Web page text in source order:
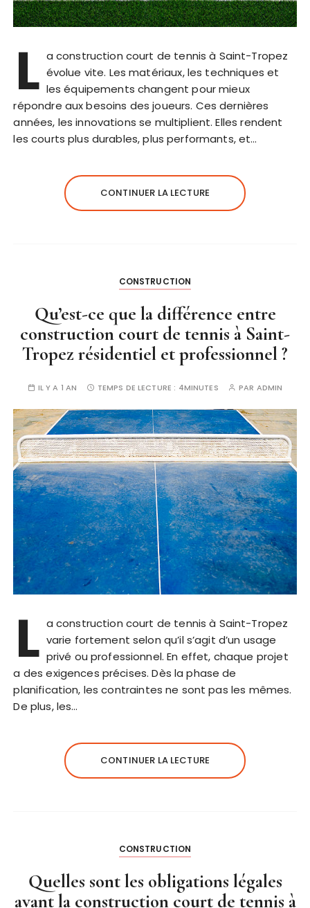
L a construction court de tennis à Saint-Tropez
évolue vite. Les matériaux, les techniques et
les équipements changent pour mieux
répondre aux besoins des joueurs. Ces dernières
années, les innovations se multiplient. Elles rendent
les courts plus durables, plus performants, et…
CONTINUER LA LECTURE
CONSTRUCTION
Qu’est-ce que la différence entre
construction court de tennis à Saint-
Tropez résidentiel et professionnel ?
IL Y A 1 AN TEMPS DE LECTURE : 4MINUTES PAR ADMIN
L a construction court de tennis à Saint-Tropez
varie fortement selon qu’il s’agit d’un usage
privé ou professionnel. En effet, chaque projet
a des exigences précises. Dès la phase de
planification, les contraintes ne sont pas les mêmes.
De plus, les…
CONTINUER LA LECTURE
CONSTRUCTION
Quelles sont les obligations légales
avant la construction court de tennis à